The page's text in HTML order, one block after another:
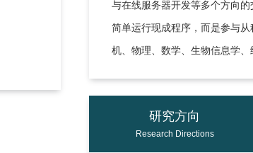
与在线服务器开发等多个方向
简单运行现成程序，而是参与
机、物理、数学、生物信息学
研究方向
Research Directions